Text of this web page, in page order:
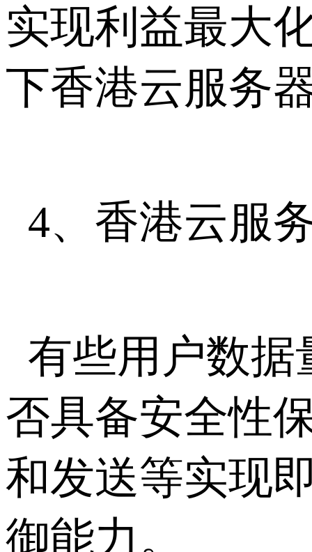
实现利益最大
下香港云服务
4、香港云服
有些用户数据
否具备安全性
和发送等实现
御能力。